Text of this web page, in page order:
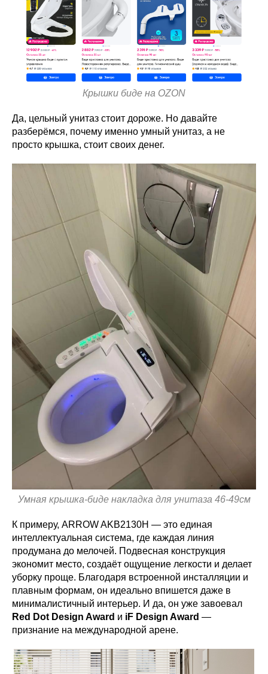
Крышки биде на OZON
Да, цельный унитаз стоит дороже. Но давайте
разберёмся, почему именно умный унитаз, а не
просто крышка, стоит своих денег.
Умная крышка-биде накладка для унитаза 46-49см
К примеру, ARROW AKB2130H — это единая
интеллектуальная система, где каждая линия
продумана до мелочей. Подвесная конструкция
экономит место, создаёт ощущение легкости и делает
уборку проще. Благодаря встроенной инсталляции и
плавным формам, он идеально впишется даже в
минималистичный интерьер. И да, он уже завоевал
Red Dot Design Award и iF Design Award —
признание на международной арене.